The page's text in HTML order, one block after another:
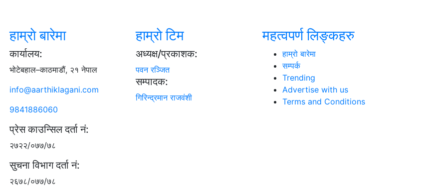
हाम्राे बारेमा
कार्यालय:
भोटेबहाल–काठमाडौं, २१ नेपाल
info@aarthiklagani.com
9841886060
प्रेस काउन्सिल दर्ता नं:
२७२२/०७७/७८
सुचना विभाग दर्ता नं:
२६७८/०७७/७८
हाम्राे टिम
अध्यक्ष/प्रकाशक:
पवन रञ्जित
सम्पादक:
गिरिन्द्रमान राजवंशी
महत्वपर्ण लिङ्कहरु
हाम्रो बारेमा
सम्पर्क
Trending
Advertise with us
Terms and Conditions